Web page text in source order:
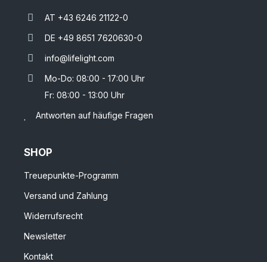
AT +43 6246 21122-0
DE +49 8651 7620630-0
info@lifelight.com
Mo-Do: 08:00 - 17:00 Uhr
Fr: 08:00 - 13:00 Uhr
Antworten auf häufige Fragen
SHOP
Treuepunkte-Programm
Versand und Zahlung
Widerrufsrecht
Newsletter
Kontakt